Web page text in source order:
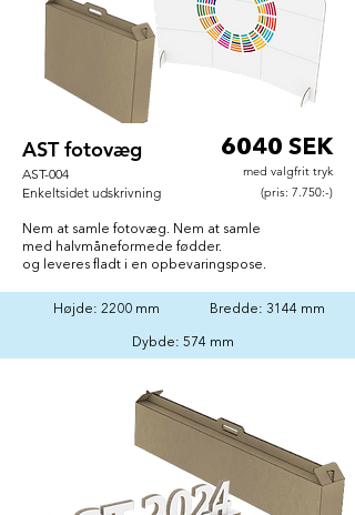
AST fotovæg
AST-004
Enkeltsidet udskrivning
Nem at samle fotovæg. Nem at samle
med halvmåneformede fødder.
og leveres fladt i en opbevaringspose.
6040 SEK
med valgfrit tryk
(pris: 7.750:-)
Højde: 2200 mm Bredde: 3144 mm
Dybde: 574 mm